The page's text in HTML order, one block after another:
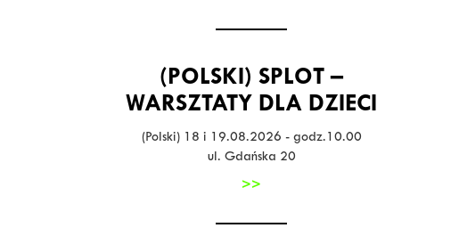
(POLSKI) SPLOT –
WARSZTATY DLA DZIECI
(Polski) 18 i 19.08.2026 - godz.10.00
ul. Gdańska 20
>>